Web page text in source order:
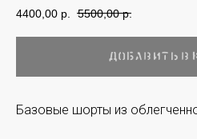
4400,00 p. 5500,00 p.
Добавить в
Базовые шорты из